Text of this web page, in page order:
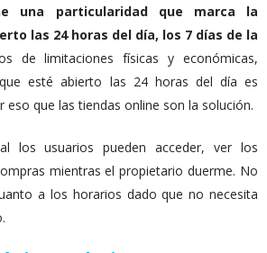
una particularidad que marca la
las 24 horas del día, los 7 días de la
de limitaciones físicas y económicas,
esté abierto las 24 horas del día es
eso que las tiendas online son la solución.
los usuarios pueden acceder, ver los
mientras el propietario duerme. No
a los horarios dado que no necesita